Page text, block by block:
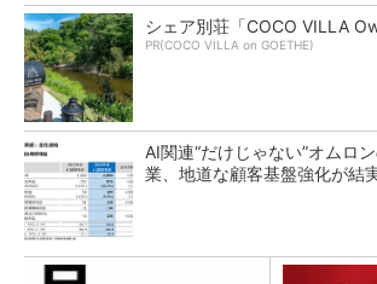
シェア別荘「COCO VILLA
PR(COCO VILLA on GOETHE)
AI関連“だけじゃない”オムロ
業、地道な顧客基盤強化が結